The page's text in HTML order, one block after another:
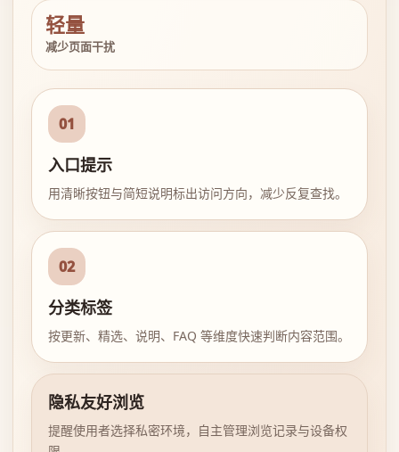
轻量
减少页面干扰
01
入口提示
用清晰按钮与简短说明标出访问方向，减少反复查找。
02
分类标签
按更新、精选、说明、FAQ 等维度快速判断内容范围。
隐私友好浏览
提醒使用者选择私密环境，自主管理浏览记录与设备权